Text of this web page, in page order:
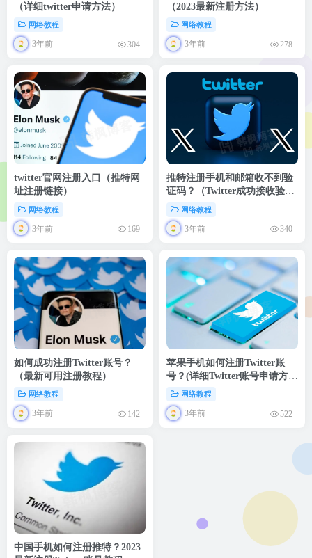
（详细twitter申请方法）
网络教程
3年前 304
（2023最新注册方法）
网络教程
3年前 278
twitter官网注册入口（推特网
址注册链接）
网络教程
3年前 169
推特注册手机和邮箱收不到验
证码？（Twitter成功接收验证
码的注册方法）
网络教程
3年前 340
如何成功注册Twitter账号？
（最新可用注册教程）
网络教程
3年前 142
苹果手机如何注册Twitter账
号？(详细Twitter账号申请方
法)
网络教程
3年前 522
中国手机如何注册推特？2023